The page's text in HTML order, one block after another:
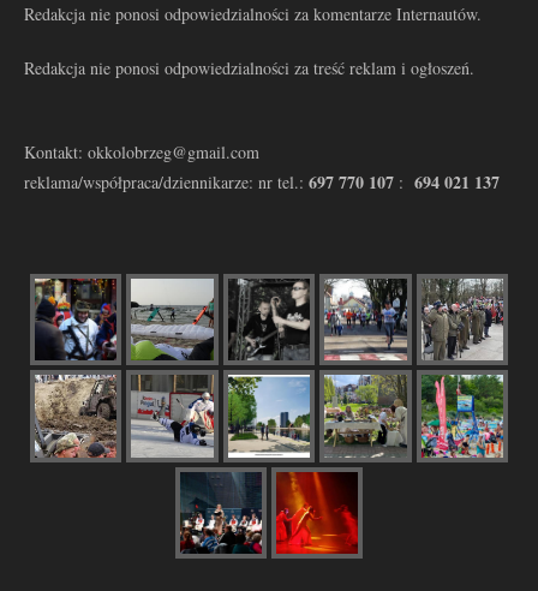
Redakcja nie ponosi odpowiedzialności za komentarze Internautów.
Redakcja nie ponosi odpowiedzialności za treść reklam i ogłoszeń.
Kontakt: okkolobrzeg@gmail.com
reklama/współpraca/dziennikarze: nr tel.: 697 770 107 : 694 021 137